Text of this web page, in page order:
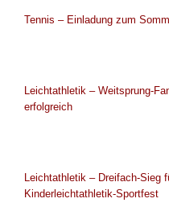
Tennis – Einladung zum
Leichtathletik – Weitsprung-
erfolgreich
Leichtathletik – Dreifach-Sieg
Kinderleichtathletik-Sportfest